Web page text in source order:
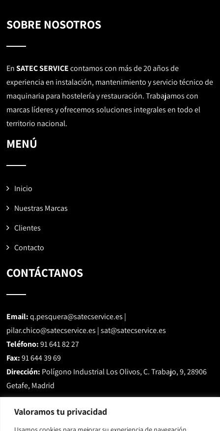
Valoramos tu privacidad
SOBRE NOSOTROS
EnSATEC SERVICEcontamos con más de 20 años de
experiencia en instalación, mantenimiento y servicio técnico de
maquinaria para hostelería y restauración. Trabajamos con
marcas líderes y ofrecemos soluciones integrales en todo el
territorio nacional.
MENÚ
Inicio
Nuestras Marcas
Clientes
Contacto
CONTÁCTANOS
Email: q.pesquera@satecservice.es |
pilar.chico@satecservice.es |sat@satecservice.es
Teléfono: 91 641 82 27
Fax:91 644 39 69
Dirección: Polígono Industrial Los Olivos, C. Trabajo, 9, 28906
Getafe, Madrid